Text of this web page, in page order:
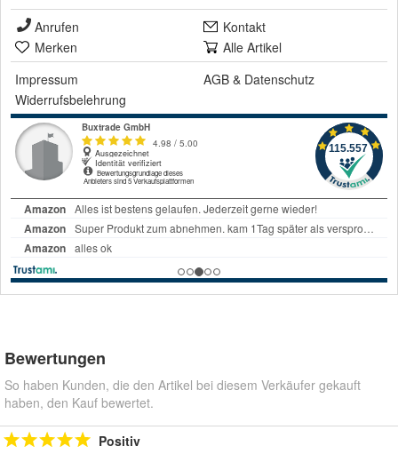
Anrufen
Kontakt
Merken
Alle Artikel
Impressum
AGB & Datenschutz
Widerrufsbelehrung
Bewertungen
So haben Kunden, die den Artikel bei diesem Verkäufer gekauft
haben, den Kauf bewertet.
Positiv